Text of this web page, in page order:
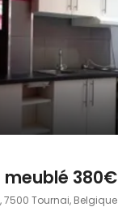
380€
7500 Tournai, Belgique